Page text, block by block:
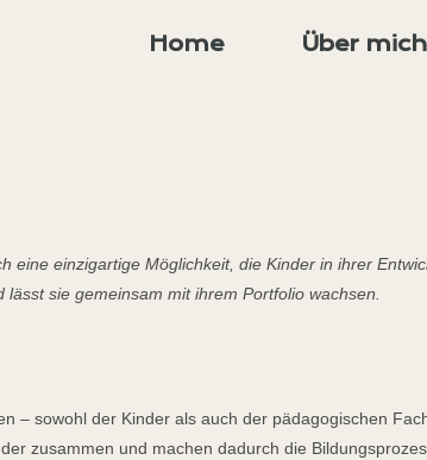
Home Über mich
eine einzigartige Möglichkeit, die Kinder in ihrer
sie gemeinsam mit ihrem Portfolio wachsen.
– sowohl der Kinder als auch der pädagogischen
zusammen und machen dadurch die